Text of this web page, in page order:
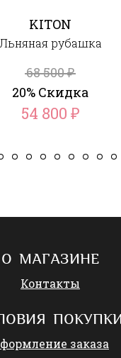
KITON
Льняная рубашка
68 500₽
20% Скидка
54 800 ₽
О МАГАЗИНЕ
Контакты
ПОКУПКИ
заказа